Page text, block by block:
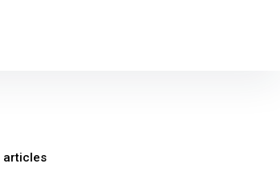
articles